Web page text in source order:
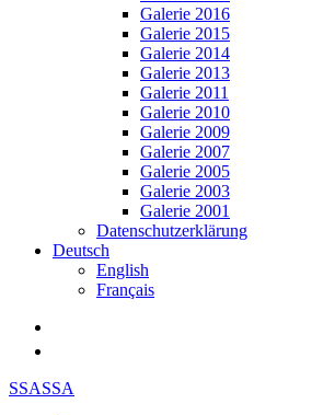
Galerie 2016
Galerie 2015
Galerie 2014
Galerie 2013
Galerie 2011
Galerie 2010
Galerie 2009
Galerie 2007
Galerie 2005
Galerie 2003
Galerie 2001
Datenschutzerklärung
Deutsch
English
Français
SSASSA